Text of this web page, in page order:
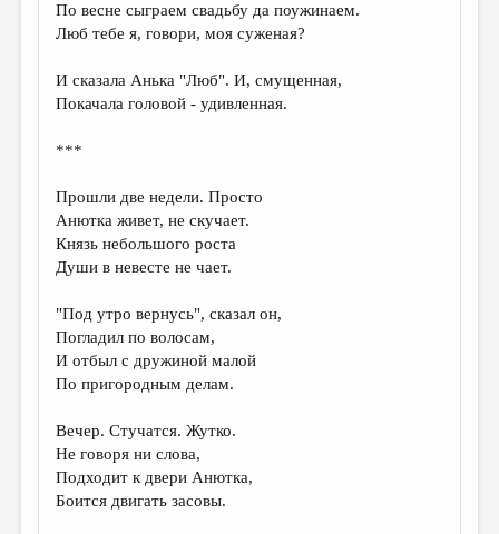
По весне сыграем свадьбу да поужинаем.
Люб тебе я, говори, моя суженая?
И сказала Анька "Люб". И, смущенная,
Покачала головой - удивленная.
***
Прошли две недели. Просто
Анютка живет, не скучает.
Князь небольшого роста
Души в невесте не чает.
"Под утро вернусь", сказал он,
Погладил по волосам,
И отбыл с дружиной малой
По пригородным делам.
Вечер. Стучатся. Жутко.
Не говоря ни слова,
Подходит к двери Анютка,
Боится двигать засовы.